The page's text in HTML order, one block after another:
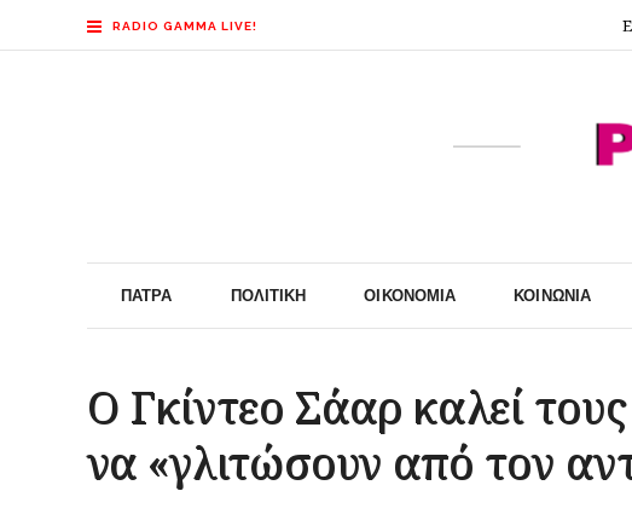
RADIO GAMMA LIVE!
ΠΆΤΡΑ ΠΟΛΙΤΙΚΉ ΟΙΚΟΝΟΜΊΑ ΚΟΙΝΩΝΊΑ
Ο Γκίντεο Σάαρ καλεί
να «γλιτώσουν από τον